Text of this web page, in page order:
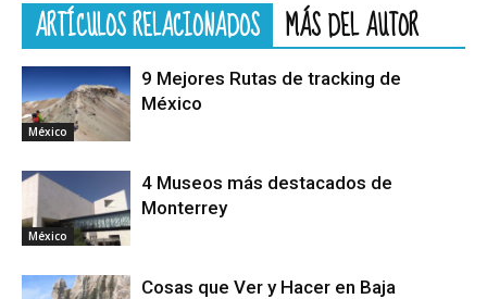
ARTÍCULOS RELACIONADOS MÁS DEL AUTOR
México
9 Mejores Rutas de tracking de
México
México
4 Museos más destacados de
Monterrey
Cosas que Ver y Hacer en Baja